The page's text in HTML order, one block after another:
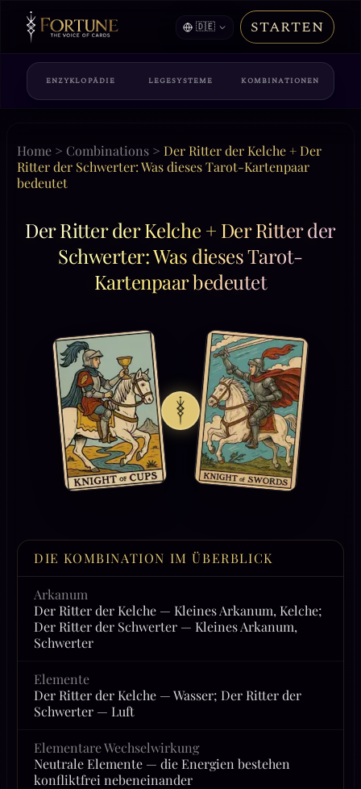
🇩🇪 STARTEN
ENZYKLOPÄDIE LEGESYSTEME KOMBINATIONEN
Home > Combinations > Der Ritter der Kelche + Der
Ritter der Schwerter: Was dieses Tarot-Kartenpaar
bedeutet
Der Ritter der Kelche + Der Ritter der
Schwerter: Was dieses Tarot-
Kartenpaar bedeutet
DIE KOMBINATION IM ÜBERBLICK
Arkanum
Der Ritter der Kelche — Kleines Arkanum, Kelche;
Der Ritter der Schwerter — Kleines Arkanum,
Schwerter
Elemente
Der Ritter der Kelche — Wasser; Der Ritter der
Schwerter — Luft
Elementare Wechselwirkung
Neutrale Elemente — die Energien bestehen
konfliktfrei nebeneinander